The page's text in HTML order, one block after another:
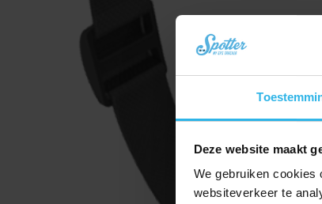
Deze website maakt
We gebruiken cookies
websiteverkeer te